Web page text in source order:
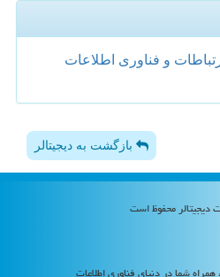
و فناوری اطلاعات
بازگشت به دیجیتالر
شما در دنیای فناوری اطلاعات